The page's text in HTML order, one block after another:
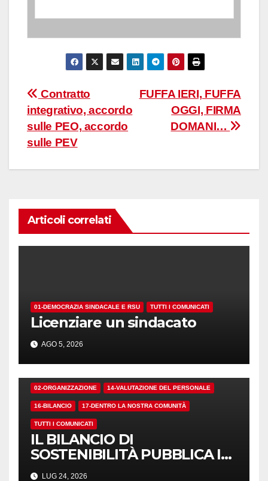
Navigazione
articoli
FUFFA IERI, FUFFA
OGGI, FIRMA
DOMANI…
Contratto
integrativo, accordo
sulle PEO, accordo
sulle PEV
Articoli correlati
01-DEMOCRAZIA SINDACALE E RSU TUTTI I COMUNICATI
Licenziare un sindacato
AGO 5, 2026
02-ORGANIZZAZIONE 14-VALUTAZIONE DEL PERSONALE
16-BILANCIO 17-DENTRO LA NOSTRA COMUNITÀ
TUTTI I COMUNICATI
IL BILANCIO DI
SOSTENIBILITÀ PUBBLICA I
NUMERI. MA I CRITERI?
LUG 24, 2026